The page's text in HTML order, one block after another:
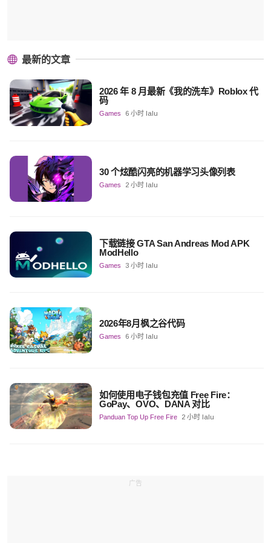
最新的文章
2026 年 8 月最新《我的洗车》Roblox 代
码
Games 6 小时 lalu
30 个炫酷闪亮的机器学习头像列表
Games 2 小时 lalu
下载链接 GTA San Andreas Mod APK
ModHello
Games 3 小时 lalu
2026年8月枫之谷代码
Games 6 小时 lalu
如何使用电子钱包充值 Free Fire：
GoPay、OVO、DANA 对比
Panduan Top Up Free Fire 2 小时 lalu
广告